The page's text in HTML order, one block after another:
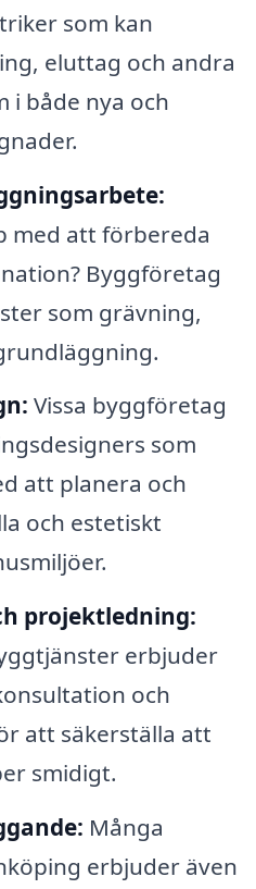
som kan
eluttag och andra
i både nya och
med att förbereda
Byggföretag
som grävning,
Vissa byggföretag
som
att planera och
och estetiskt
projektledning:
erbjuder
och
att säkerställa att
smidigt.
Många
erbjuder även